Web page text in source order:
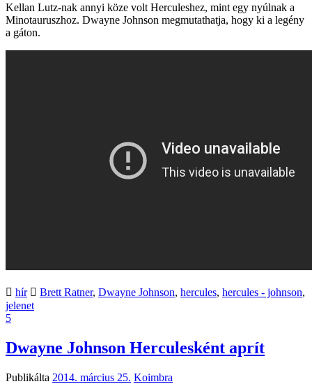
Kellan Lutz-nak annyi köze volt Herculeshez, mint egy nyúlnak a
Minotauruszhoz. Dwayne Johnson megmutathatja, hogy ki a legény
a gáton.
hír Brett Ratner, Dwayne Johnson, hercules, hercules - johnson,
jelenet
5
Dwayne Johnson Herculesként aprít
Publikálta 2014. március 25. Koimbra